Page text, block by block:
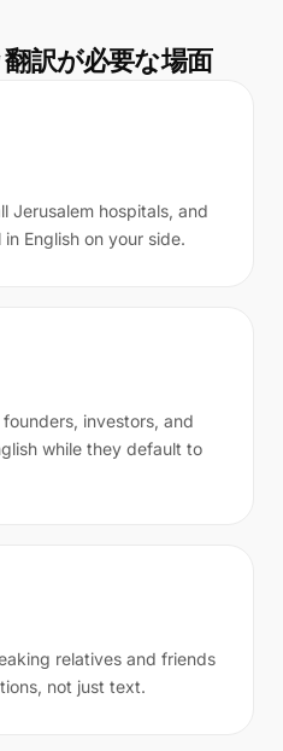
訳が必要な場面
Jerusalem hospitals, and
English on your side.
investors, and
while they default to
relatives and friends
not just text.